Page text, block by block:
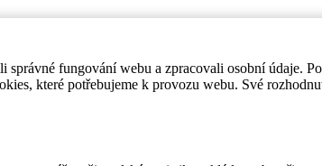
fungování webu a zpracovali osobní údaje.
které potřebujeme k provozu webu. Své